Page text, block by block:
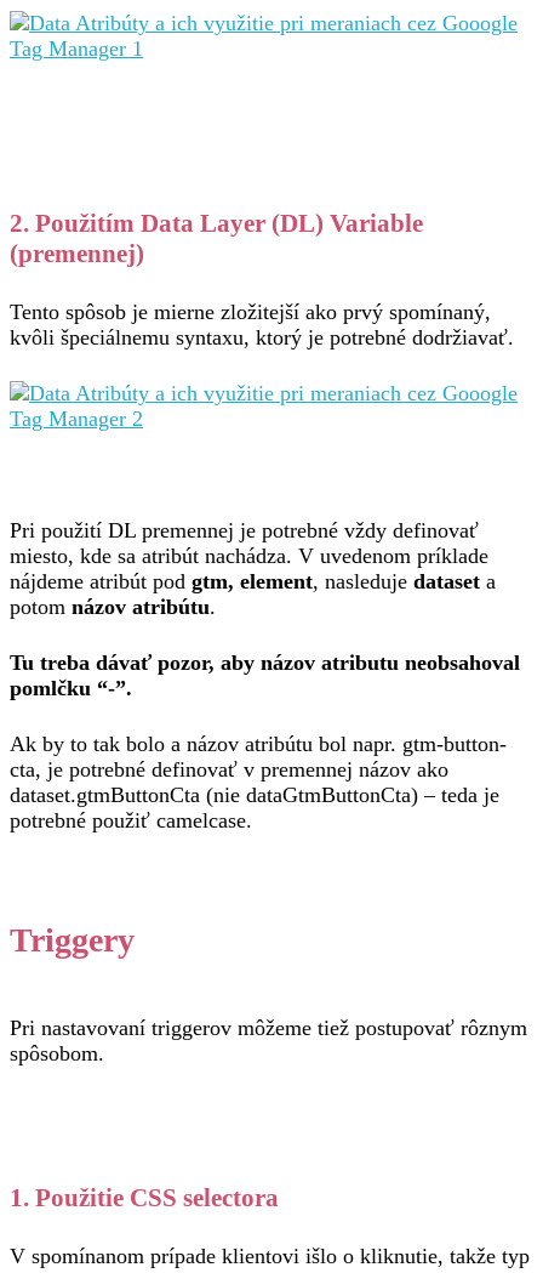
2. Použitím Data Layer (DL) Variable
(premennej)
Tento spôsob je mierne zložitejší ako prvý spomínaný,
kvôli špeciálnemu syntaxu, ktorý je potrebné dodržiavať.
Pri použití DL premennej je potrebné vždy definovať
miesto, kde sa atribút nachádza. V uvedenom príklade
nájdeme atribút pod gtm, element, nasleduje dataset a
potom názov atribútu.
Tu treba dávať pozor, aby názov atributu neobsahoval
pomlčku “-”.
Ak by to tak bolo a názov atribútu bol napr. gtm-button-
cta, je potrebné definovať v premennej názov ako
dataset.gtmButtonCta (nie dataGtmButtonCta) – teda je
potrebné použiť camelcase.
Triggery
Pri nastavovaní triggerov môžeme tiež postupovať rôznym
spôsobom.
1. Použitie CSS selectora
V spomínanom prípade klientovi išlo o kliknutie, takže typ